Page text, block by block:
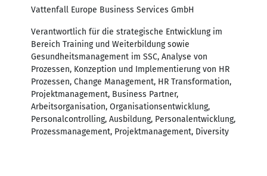
Vattenfall Europe Business Services GmbH
Verantwortlich für die strategische Entwicklung im
Bereich Training und Weiterbildung sowie
Gesundheitsmanagement im SSC, Analyse von
Prozessen, Konzeption und Implementierung von HR
Prozessen, Change Management, HR Transformation,
Projektmanagement, Business Partner,
Arbeitsorganisation, Organisationsentwicklung,
Personalcontrolling, Ausbildung, Personalentwicklung,
Prozessmanagement, Projektmanagement, Diversity